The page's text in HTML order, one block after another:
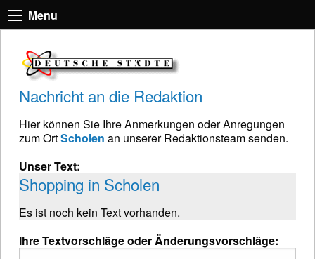
Menu
Nachricht an die Redaktion
Hier können Sie Ihre Anmerkungen oder Anregungen
zum OrtScholen an unserer Redaktionsteam senden.
Unser Text:
Shopping in Scholen
Es ist noch kein Text vorhanden.
Ihre Textvorschläge oder Änderungsvorschläge: